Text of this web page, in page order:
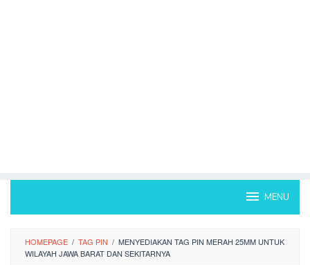
MENU
HOMEPAGE / TAG PIN / MENYEDIAKAN TAG PIN MERAH 25MM UNTUK
WILAYAH JAWA BARAT DAN SEKITARNYA